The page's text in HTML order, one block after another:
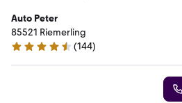
Auto Peter
85521 Riemerling
4.6 Sterne
(144)